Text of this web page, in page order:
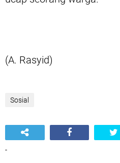
(A. Rasyid)
Sosial
-